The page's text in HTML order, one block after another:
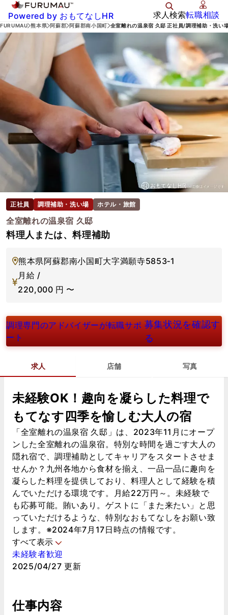
Powered by おもてなしHR 求人検索転職相談
FURUMAU 熊本県 阿蘇郡 阿蘇郡南小国町 全室離れの温泉宿 久邸 正社員/調理補助・洗い
正社員 調理補助・洗い場 ホテル・旅館
全室離れの温泉宿 久邸
料理人または、料理補助
熊本県阿蘇郡南小国町大字満願寺5853‐1
月給 /
220,000 円 〜
調理専門のアドバイザーが転職サポ
ート
募集状況を確認す
る
求人 店舗 写真
未経験OK！趣向を凝らした料理で
もてなす四季を愉しむ大人の宿
「全室離れの温泉宿 久邸」は、2023年11月にオープ
ンした全室離れの温泉宿。特別な時間を過ごす大人の
隠れ宿で、調理補助としてキャリアをスタートさせま
せんか？九州各地から食材を揃え、一品一品に趣向を
凝らした料理を提供しており、料理人として経験を積
んでいただける環境です。月給22万円～。未経験で
も応募可能。賄いあり。ゲストに「また来たい」と思
っていただけるような、特別なおもてなしをお願い致
します。※2024年7月17日時点の情報です。
すべて表示
未経験者歓迎
2025/04/27 更新
仕事内容